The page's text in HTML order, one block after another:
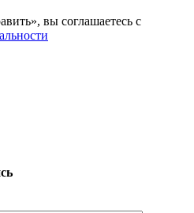
вы соглашаетесь с